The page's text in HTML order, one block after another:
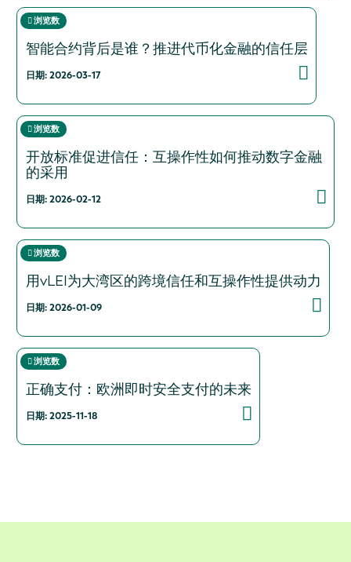
浏览数
智能合约背后是谁？推进代币化金融的信任层
日期: 2026-03-17
浏览数
开放标准促进信任：互操作性如何推动数字金融
的采用
日期: 2026-02-12
浏览数
用vLEI为大湾区的跨境信任和互操作性提供动力
日期: 2026-01-09
浏览数
正确支付：欧洲即时安全支付的未来
日期: 2025-11-18